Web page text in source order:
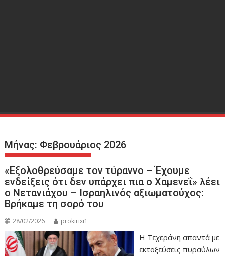
Μήνας: Φεβρουάριος 2026
«Εξολοθρεύσαμε τον τύραννο – Έχουμε
ενδείξεις ότι δεν υπάρχει πια ο Χαμενεΐ» λέει
ο Νετανιάχου – Ισραηλινός αξιωματούχος:
Βρήκαμε τη σορό του
28/02/2026 prokirixi1
Η Τεχεράνη απαντά με
εκτοξεύσεις πυραύλων